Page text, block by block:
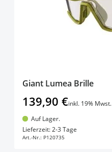
Giant Lumea Brille
139,90 €inkl. 19% Mwst.
Auf Lager.
Lieferzeit: 2-3 Tage
Art.-Nr.: P120735